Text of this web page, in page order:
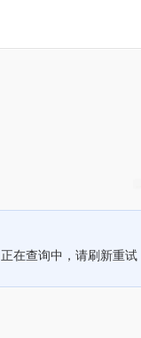
正在查询中，请刷新重试